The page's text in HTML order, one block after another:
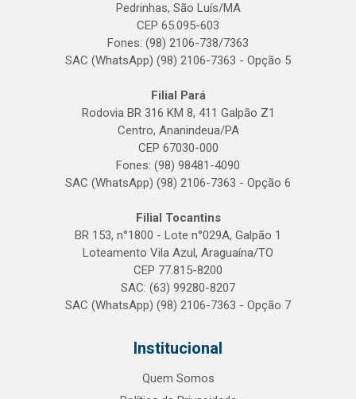
Pedrinhas, São Luís/MA
CEP 65.095-603
Fones: (98) 2106-738/7363
SAC (WhatsApp) (98) 2106-7363 - Opção 5
Filial Pará
Rodovia BR 316 KM 8, 411 Galpão Z1
Centro, Ananindeua/PA
CEP 67030-000
Fones: (98) 98481-4090
SAC (WhatsApp) (98) 2106-7363 - Opção 6
Filial Tocantins
BR 153, n°1800 - Lote n°029A, Galpão 1
Loteamento Vila Azul, Araguaína/TO
CEP 77.815-8200
SAC: (63) 99280-8207
SAC (WhatsApp) (98) 2106-7363 - Opção 7
Institucional
Quem Somos